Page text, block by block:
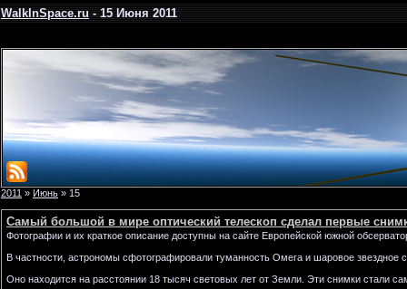
WalkInSpace.ru- 15 Июня 2011
2011 » Июнь » 15
Самый большой в мире оптический телескоп сделал первые
Фотографии и их краткое описание доступны на сайте Европейской южной
В частности, астрономы сфотографировали туманность Омега и шаровое звездное
Оно находится на расстоянии 18 тысяч световых лет от Земли. Эти снимки стали